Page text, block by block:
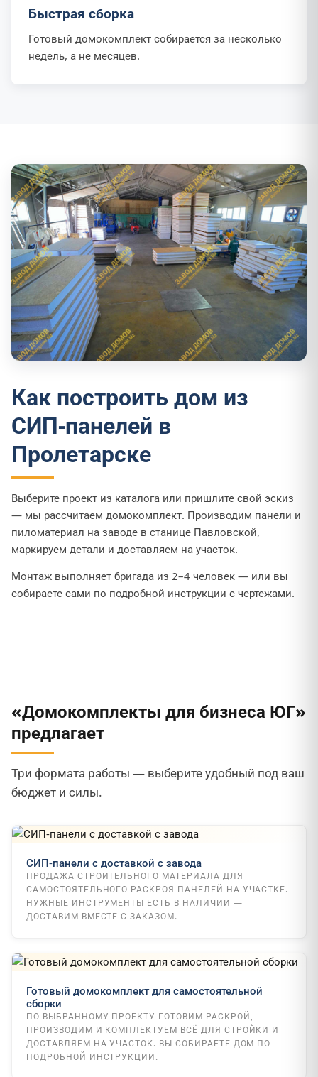
Быстрая сборка
Готовый домокомплект собирается за несколько
недель, а не месяцев.
Как построить дом из
СИП-панелей в
Пролетарске
Выберите проект из каталога или пришлите свой эскиз
— мы рассчитаем домокомплект. Производим панели и
пиломатериал на заводе в станице Павловской,
маркируем детали и доставляем на участок.
Монтаж выполняет бригада из 2–4 человек — или вы
собираете сами по подробной инструкции с чертежами.
«Домокомплекты для бизнеса ЮГ»
предлагает
Три формата работы — выберите удобный под ваш
бюджет и силы.
СИП-панели с доставкой с завода
ПРОДАЖА СТРОИТЕЛЬНОГО МАТЕРИАЛА ДЛЯ
САМОСТОЯТЕЛЬНОГО РАСКРОЯ ПАНЕЛЕЙ НА УЧАСТКЕ.
НУЖНЫЕ ИНСТРУМЕНТЫ ЕСТЬ В НАЛИЧИИ —
ДОСТАВИМ ВМЕСТЕ С ЗАКАЗОМ.
Готовый домокомплект для самостоятельной
сборки
ПО ВЫБРАННОМУ ПРОЕКТУ ГОТОВИМ РАСКРОЙ,
ПРОИЗВОДИМ И КОМПЛЕКТУЕМ ВСЁ ДЛЯ СТРОЙКИ И
ДОСТАВЛЯЕМ НА УЧАСТОК. ВЫ СОБИРАЕТЕ ДОМ ПО
ПОДРОБНОЙ ИНСТРУКЦИИ.